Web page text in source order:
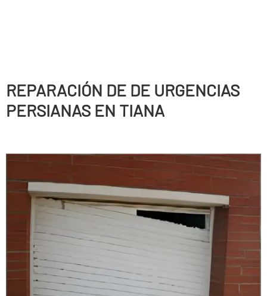
REPARACIÓN DE DE URGENCIAS
PERSIANAS EN TIANA